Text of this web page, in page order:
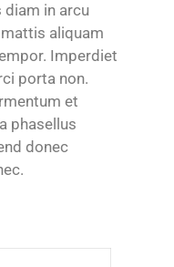
in arcu
aliquam
Imperdiet
porta non.
et
phasellus
donec